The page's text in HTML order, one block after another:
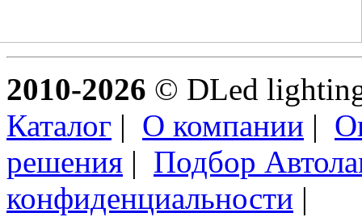
2010-2026 © DLed
Каталог | О компании |
решения | Подбор
конфиденциальности |